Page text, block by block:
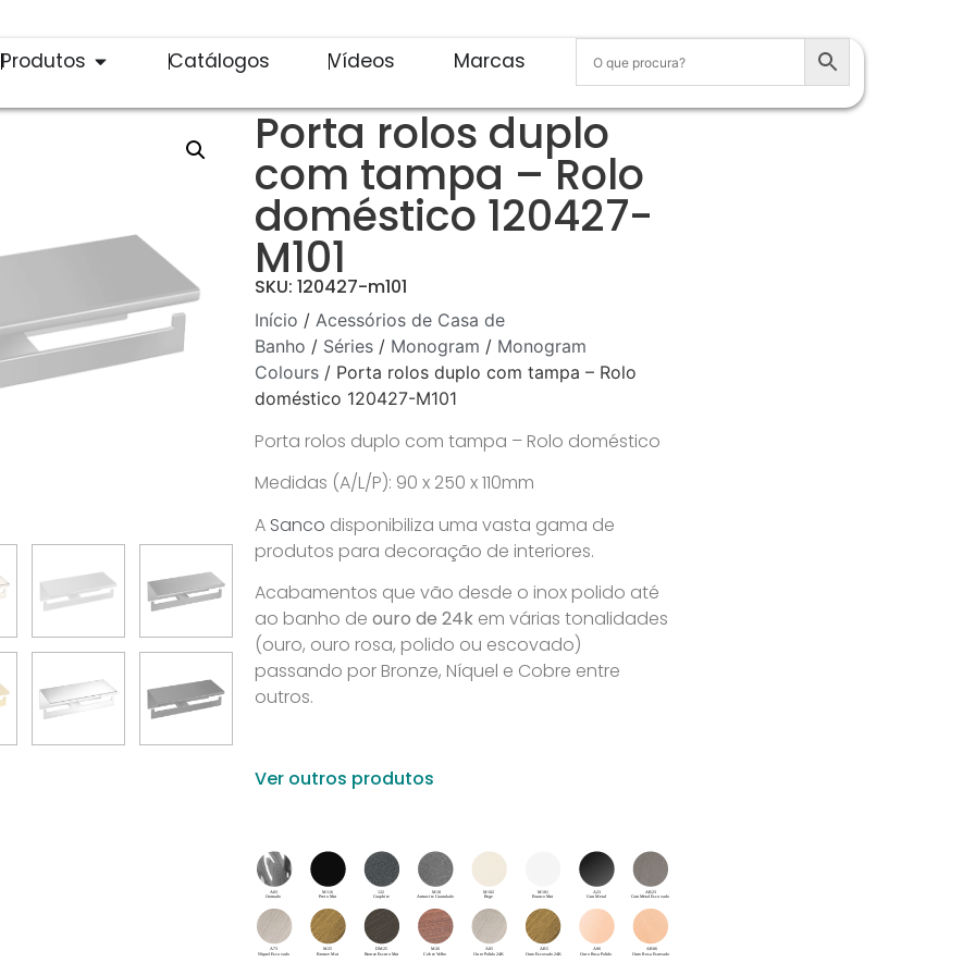
Produtos Catálogos Vídeos Marcas
Porta rolos duplo
com tampa – Rolo
doméstico 120427-
M101
SKU: 120427-m101
Início / Acessórios de Casa de
Banho / Séries/ Monogram / Monogram
Colours/ Porta rolos duplo com tampa – Rolo
doméstico 120427-M101
Porta rolos duplo com tampa – Rolo doméstico
Medidas (A/L/P): 90 x 250 x 110mm
A Sanco disponibiliza uma vasta gama de
produtos para decoração de interiores.
Acabamentos que vão desde o inox polido até
ao banho de ouro de 24kem várias tonalidades
(ouro, ouro rosa, polido ou escovado)
passando por Bronze, Níquel e Cobre entre
outros.
Ver outros produtos